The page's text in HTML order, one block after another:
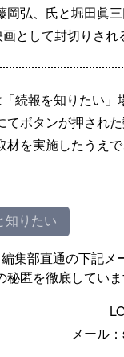
弘、氏と堀田眞
として封切りされ
続報を知りたい」
ボタンが押された
を実施したうえ
知りたい
集部直通の下記メ
匿を徹底していま
メール